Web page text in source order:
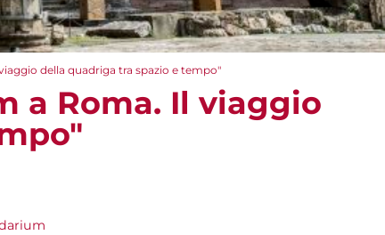
della quadriga tra spazio e tempo"
a Roma. Il viaggio